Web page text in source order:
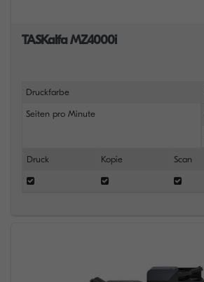
TASKalfa MZ4000i
Druckfarbe
Seiten pro Minute
Druck Kopie Scan